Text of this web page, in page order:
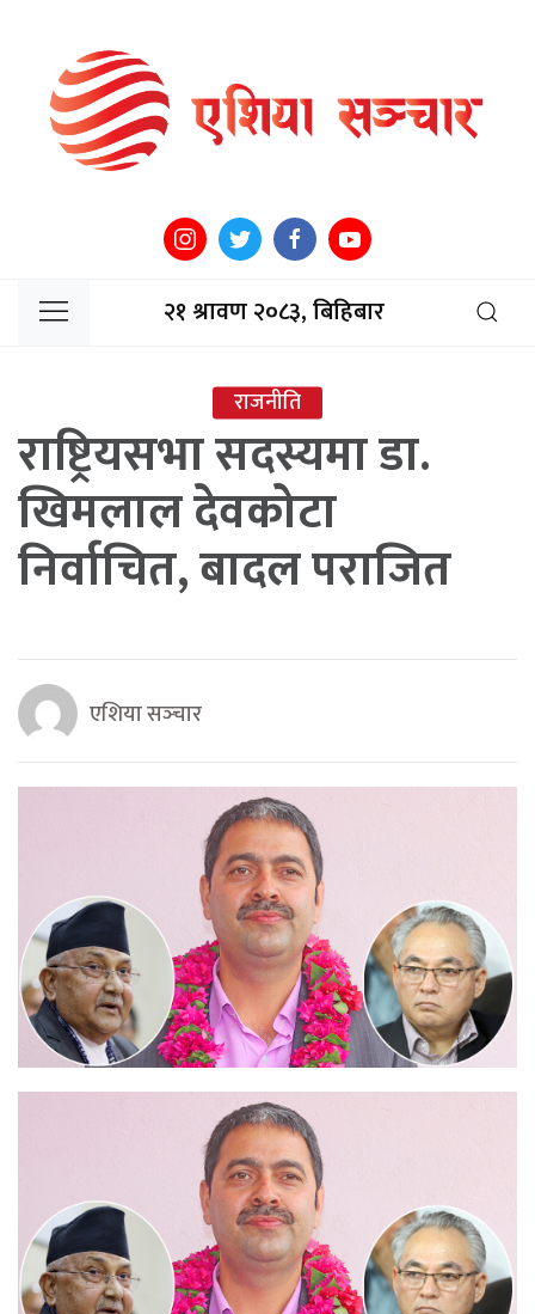
२१ श्रावण २०८३, बिहिबार
राजनीति
राष्ट्रियसभा सदस्यमा डा.
खिमलाल देवकोटा
निर्वाचित, बादल पराजित
एशिया सञ्‍चार